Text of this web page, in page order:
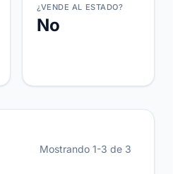
¿VENDE AL ESTADO?
No
Mostrando 1-3 de 3